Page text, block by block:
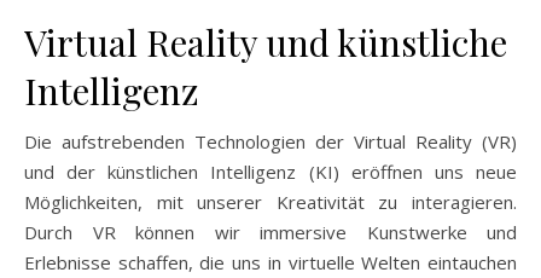
Virtual Reality und künstliche
Intelligenz
Die aufstrebenden Technologien der Virtual Reality (VR)
und der künstlichen Intelligenz (KI) eröffnen uns neue
Möglichkeiten, mit unserer Kreativität zu interagieren.
Durch VR können wir immersive Kunstwerke und
Erlebnisse schaffen, die uns in virtuelle Welten eintauchen